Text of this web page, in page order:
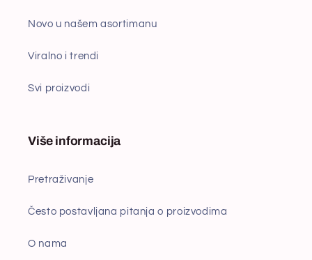
Novo u našem asortimanu
Viralno i trendi
Svi proizvodi
Više informacija
Pretraživanje
Često postavljana pitanja o proizvodima
O nama